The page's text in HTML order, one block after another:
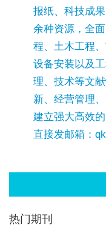
报纸、科技成
余种资源，全
程、土木工程
设备安装以及
理、技术等文
新、经营管理
建立强大高效
直接发邮箱：
热门期刊